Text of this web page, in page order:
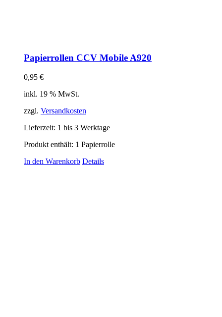
Papierrollen CCV Mobile A920
0,95 €
inkl. 19 % MwSt.
zzgl. Versandkosten
Lieferzeit: 1 bis 3 Werktage
Produkt enthält: 1 Papierrolle
In den Warenkorb Details